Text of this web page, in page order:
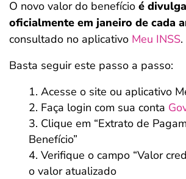
O novo valor do benefício é
oficialmente em janeiro de cada
consultado no aplicativo Meu INSS.
Basta seguir este passo a passo:
Acesse o site ou aplicativo
Faça login com sua conta
Clique em “Extrato de
Benefício”
Verifique o campo “Valor
o valor atualizado